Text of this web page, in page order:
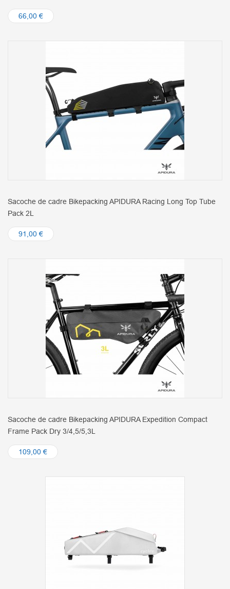
66,00 €
Sacoche de cadre Bikepacking APIDURA Racing Long Top Tube
Pack 2L
91,00 €
Sacoche de cadre Bikepacking APIDURA Expedition Compact
Frame Pack Dry 3/4,5/5,3L
109,00 €